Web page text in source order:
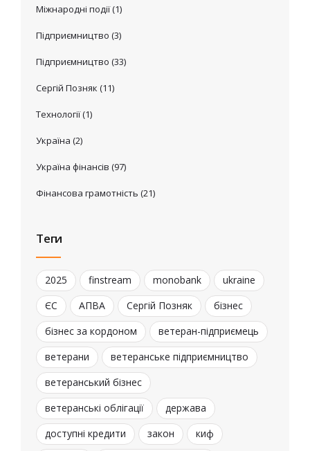
Міжнародні події(1)
Підприємництво (3)
Підприємництво (33)
Сергій Позняк (11)
Технології(1)
Україна (2)
Україна фінансів (97)
Фінансова грамотність (21)
Теги
2025 finstream monobank
ukraine
ЄС
АПВА Сергій Позняк
бізнес
бізнес за кордоном
ветеран-підприємець
ветерани
ветеранське підприємництво
ветеранський бізнес
ветеранські облігації
держава
доступні кредити
закон
киф